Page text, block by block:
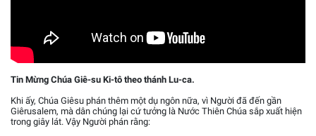
Tin Mừng Chúa Giê-su Ki-tô theo thánh Lu-ca.
Khi ấy, Chúa Giêsu phán thêm một dụ ngôn nữa, vì Người đã đến gần
Giêrusalem, mà dân chúng lại cứ tưởng là Nước Thiên Chúa sắp xuất hiện
trong giây lát. Vậy Người phán rằng: